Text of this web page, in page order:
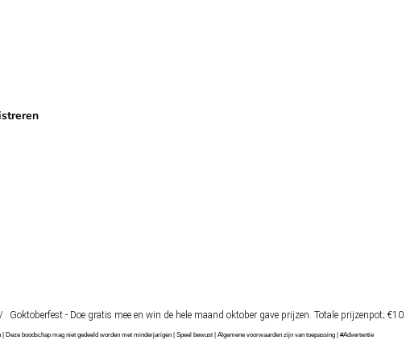
/ Goktoberfest - Doe gratis mee en win de hele maand oktober gave prijzen. Totale prijzenpot;
boodschap mag niet gedeeld worden met minderjarigen | Speel bewust | Algemene voorwaarden zijn van toepassing | #Advertentie